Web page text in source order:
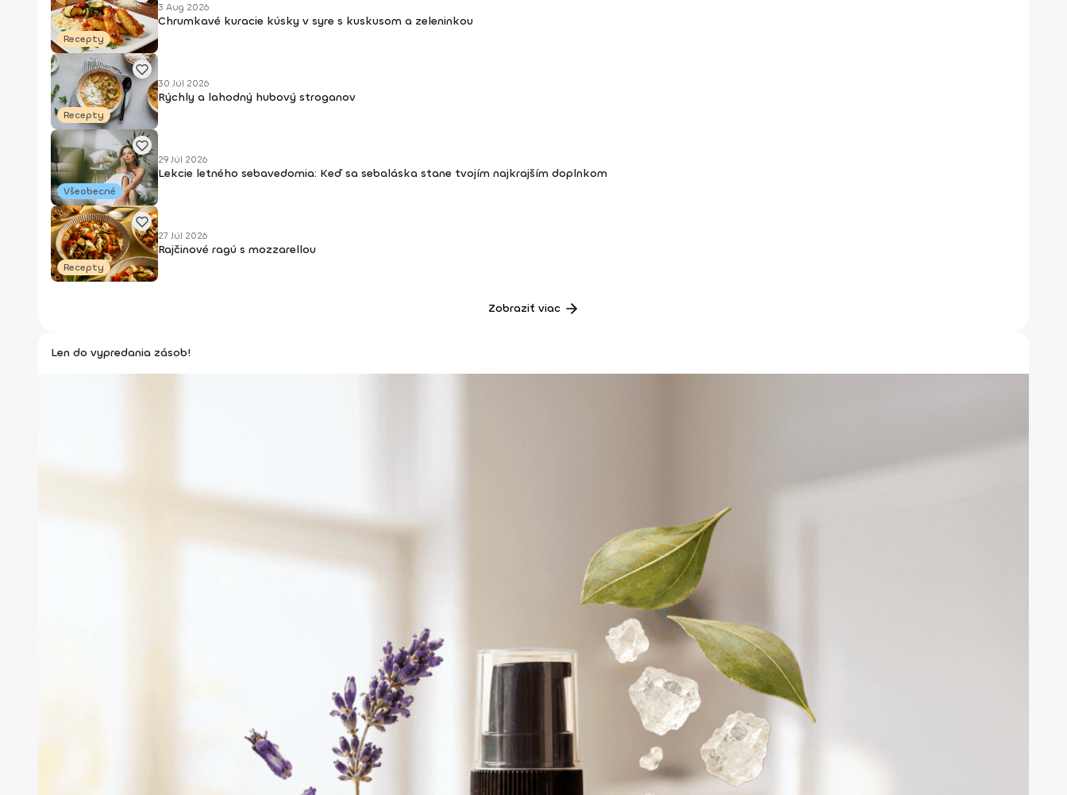
Recepty
3 Aug 2026
Chrumkavé kuracie kúsky v syre s kuskusom a zeleninkou
Recepty
30 Júl 2026
Rýchly a lahodný hubový stroganov
Všeobecné
29 Júl 2026
Lekcie letného sebavedomia: Keď sa sebaláska stane tvojím najkrajším doplnkom
Recepty
27 Júl 2026
Rajčinové ragú s mozzarellou
Zobraziť viac
Len do vypredania zásob!